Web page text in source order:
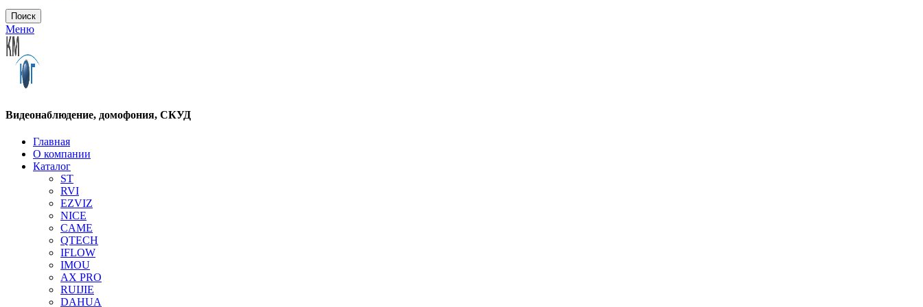
Поиск
Меню
Видеонаблюдение, домофония, СКУД
Главная
О компании
Каталог
ST
RVI
EZVIZ
NICE
CAME
QTECH
IFLOW
IMOU
AX PRO
RUIJIE
DAHUA